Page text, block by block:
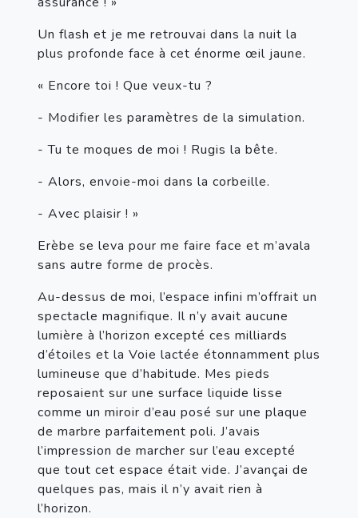
Un flash et je me retrouvai dans la nuit la
plus profonde face à cet énorme œil jaune.
« Encore toi ! Que veux-tu ?
- Modifier les paramètres de la simulation.
- Tu te moques de moi ! Rugis la bête.
- Alors, envoie-moi dans la corbeille.
- Avec plaisir ! »
Erèbe se leva pour me faire face et m’avala
sans autre forme de procès.
Au-dessus de moi, l’espace infini m’offrait un
spectacle magnifique. Il n’y avait aucune
lumière à l’horizon excepté ces milliards
d’étoiles et la Voie lactée étonnamment plus
lumineuse que d’habitude. Mes pieds
reposaient sur une surface liquide lisse
comme un miroir d’eau posé sur une plaque
de marbre parfaitement poli. J’avais
l’impression de marcher sur l’eau excepté
que tout cet espace était vide. J’avançai de
quelques pas, mais il n’y avait rien à
l’horizon.